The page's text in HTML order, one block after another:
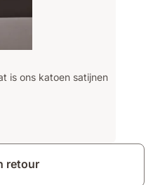
is ons katoen satijnen
retour